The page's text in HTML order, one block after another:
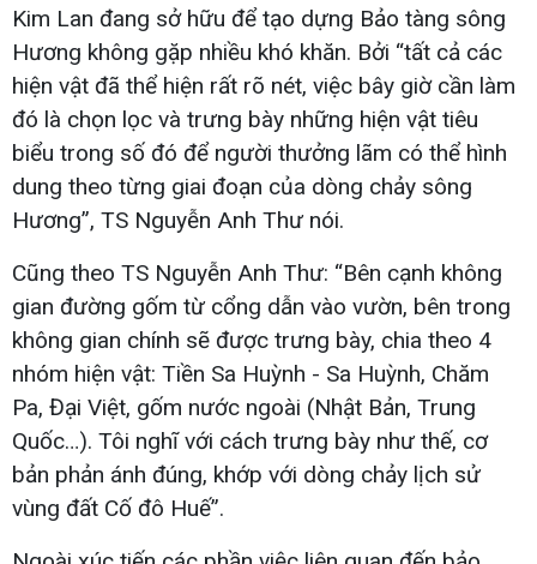
Kim Lan đang sở hữu để tạo dựng Bảo tàng sông
Hương không gặp nhiều khó khăn. Bởi “tất cả các
hiện vật đã thể hiện rất rõ nét, việc bây giờ cần làm
đó là chọn lọc và trưng bày những hiện vật tiêu
biểu trong số đó để người thưởng lãm có thể hình
dung theo từng giai đoạn của dòng chảy sông
Hương”, TS Nguyễn Anh Thư nói.
Cũng theo TS Nguyễn Anh Thư: “Bên cạnh không
gian đường gốm từ cổng dẫn vào vườn, bên trong
không gian chính sẽ được trưng bày, chia theo 4
nhóm hiện vật: Tiền Sa Huỳnh - Sa Huỳnh, Chăm
Pa, Đại Việt, gốm nước ngoài (Nhật Bản, Trung
Quốc…). Tôi nghĩ với cách trưng bày như thế, cơ
bản phản ánh đúng, khớp với dòng chảy lịch sử
vùng đất Cố đô Huế”.